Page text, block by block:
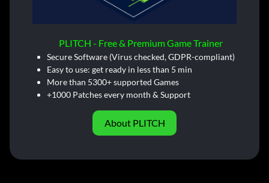
PLITCH - Free & Premium Game Trainer
Secure Software (Virus checked, GDPR-compliant)
Easy to use: get ready in less than 5 min
More than 5300+ supported Games
+1000 Patches every month & Support
About PLITCH